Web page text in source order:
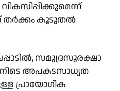
തർക്കം കൂടുതൽ
സമുദ്രസുരക്ഷാ
അപകടസാധ്യത
പ്രായോഗിക